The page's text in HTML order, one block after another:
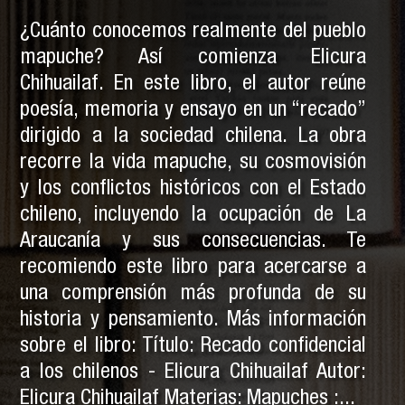
¿Cuánto conocemos realmente del pueblo
mapuche? Así comienza Elicura
Chihuailaf. En este libro, el autor reúne
poesía, memoria y ensayo en un “recado”
dirigido a la sociedad chilena. La obra
recorre la vida mapuche, su cosmovisión
y los conflictos históricos con el Estado
chileno, incluyendo la ocupación de La
Araucanía y sus consecuencias. Te
recomiendo este libro para acercarse a
una comprensión más profunda de su
historia y pensamiento. Más información
sobre el libro: Título: Recado confidencial
a los chilenos - Elicura Chihuailaf Autor:
Elicura Chihuailaf Materias: Mapuches :...